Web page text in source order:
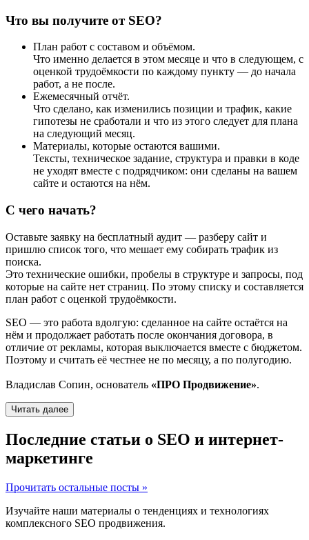
Что вы получите от SEO?
План работ с составом и объёмом.
Что именно делается в этом месяце и что в следующем, с
оценкой трудоёмкости по каждому пункту — до начала
работ, а не после.
Ежемесячный отчёт.
Что сделано, как изменились позиции и трафик, какие
гипотезы не сработали и что из этого следует для плана
на следующий месяц.
Материалы, которые остаются вашими.
Тексты, техническое задание, структура и правки в коде
не уходят вместе с подрядчиком: они сделаны на вашем
сайте и остаются на нём.
С чего начать?
Оставьте заявку на бесплатный аудит — разберу сайт и
пришлю список того, что мешает ему собирать трафик из
поиска.
Это технические ошибки, пробелы в структуре и запросы, под
которые на сайте нет страниц. По этому списку и составляется
план работ с оценкой трудоёмкости.
SEO — это работа вдолгую: сделанное на сайте остаётся на
нём и продолжает работать после окончания договора, в
отличие от рекламы, которая выключается вместе с бюджетом.
Поэтому и считать её честнее не по месяцу, а по полугодию.
Владислав Сопин, основатель «ПРО Продвижение».
Читать далее
Последние статьи о SEO и интернет-
маркетинге
Прочитать остальные посты »
Изучайте наши материалы о тенденциях и технологиях
комплексного SEO продвижения.